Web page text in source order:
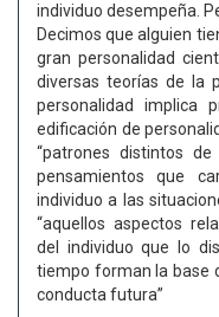
individuo desempeña.
Decimos que alguien
gran personalidad
diversas teorías de la
personalidad implica
edificación de
“patrones distintos
pensamientos que
individuo a las
“aquellos aspectos
del individuo que lo
tiempo forman la base
conducta futura”